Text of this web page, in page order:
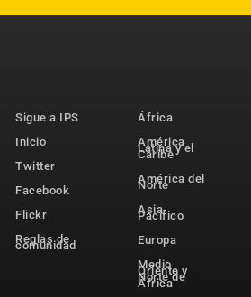
Sigue a IPS
Inicio
Twitter
Facebook
Flickr
Reglas de
comunidad
África
América
Latina y el
Caribe
América del
Norte
Asia-
Pacífico
Europa
Medio
Oriente y
Norte de
África